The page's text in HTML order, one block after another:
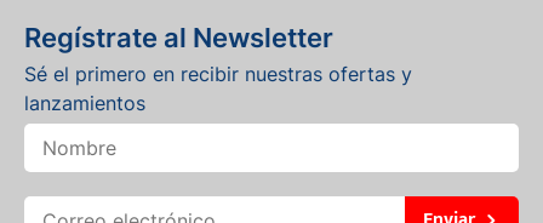
Regístrate al Newsletter
Sé el primero en recibir nuestras ofertas y
lanzamientos